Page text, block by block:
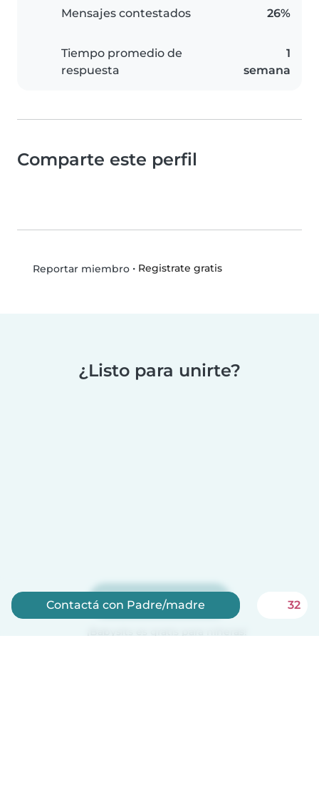
Mensajes contestados 26%
Tiempo promedio de
respuesta
1
semana
Comparte este perfil
Reportar miembro• Registrate gratis
¿Listo para unirte?
Registrate ahora
Contactá con Padre/madre 32